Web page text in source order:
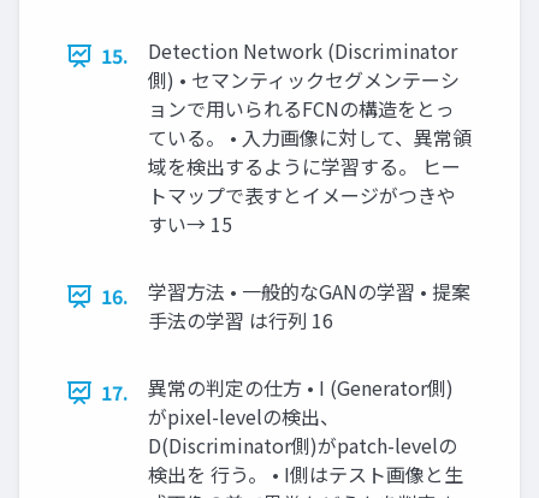
15.
Detection Network (Discriminator
側) • セマンティックセグメンテーシ
ョンで用いられるFCNの構造をとっ
ている。 • 入力画像に対して、異常領
域を検出するように学習する。 ヒー
トマップで表すとイメージがつきや
すい→ 15
16.
学習方法 • 一般的なGANの学習 • 提案
手法の学習 は行列 16
17.
異常の判定の仕方 • I (Generator側)
がpixel-levelの検出、
D(Discriminator側)がpatch-levelの
検出を 行う。 • I側はテスト画像と生